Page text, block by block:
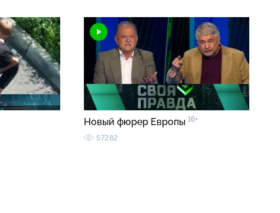
Новый фюрер Европы 16+
57282